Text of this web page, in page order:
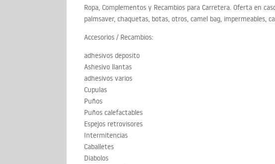
Ropa, Complementos y Recambios para Carretera. Oferta en
palmsaver, chaquetas, botas, otros, camel bag, impermeables,
Accesorios / Recambios:
adhesivos deposito
Ashesivo llantas
adhesivos varios
Cupulas
Puños
Puños calefactables
Espejos retrovisores
Intermitencias
Caballetes
Diabolos